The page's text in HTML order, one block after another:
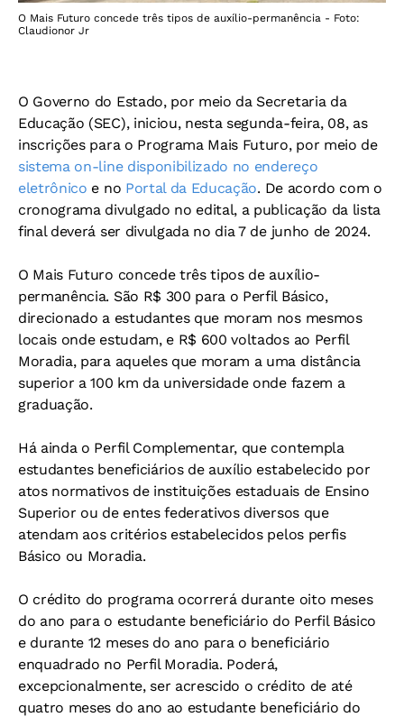
O Mais Futuro concede três tipos de auxílio-permanência - Foto:
Claudionor Jr
O Governo do Estado, por meio da Secretaria da
Educação (SEC), iniciou, nesta segunda-feira, 08, as
inscrições para o Programa Mais Futuro, por meio de
sistema on-line disponibilizado no endereço
eletrônico e no Portal da Educação. De acordo com o
cronograma divulgado no edital, a publicação da lista
final deverá ser divulgada no dia 7 de junho de 2024.
O Mais Futuro concede três tipos de auxílio-
permanência. São R$ 300 para o Perfil Básico,
direcionado a estudantes que moram nos mesmos
locais onde estudam, e R$ 600 voltados ao Perfil
Moradia, para aqueles que moram a uma distância
superior a 100 km da universidade onde fazem a
graduação.
Há ainda o Perfil Complementar, que contempla
estudantes beneficiários de auxílio estabelecido por
atos normativos de instituições estaduais de Ensino
Superior ou de entes federativos diversos que
atendam aos critérios estabelecidos pelos perfis
Básico ou Moradia.
O crédito do programa ocorrerá durante oito meses
do ano para o estudante beneficiário do Perfil Básico
e durante 12 meses do ano para o beneficiário
enquadrado no Perfil Moradia. Poderá,
excepcionalmente, ser acrescido o crédito de até
quatro meses do ano ao estudante beneficiário do